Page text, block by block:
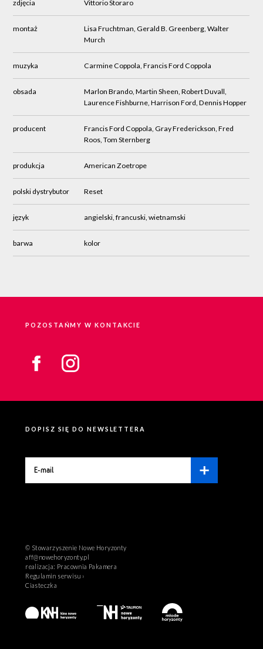
zdjęcia Vittorio Storaro
montaż
Lisa Fruchtman, Gerald B. Greenberg, Walter
Murch
muzyka Carmine Coppola, Francis Ford Coppola
obsada
Marlon Brando, Martin Sheen, Robert Duvall,
Laurence Fishburne, Harrison Ford, Dennis Hopper
producent
Francis Ford Coppola, Gray Frederickson, Fred
Roos, Tom Sternberg
produkcja American Zoetrope
polski dystrybutor Reset
język angielski, francuski, wietnamski
barwa kolor
POZOSTAŃMY W KONTAKCIE
DOPISZ SIĘ DO NEWSLETTERA
© Stowarzyszenie Nowe Horyzonty
aff@nowehoryzonty.pl
realizacja: Pracownia Pakamera
Regulamin serwisu ›
Ciasteczka